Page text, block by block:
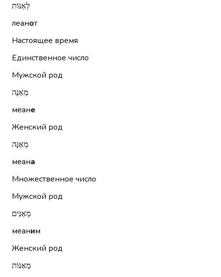
לְאַנּוֹת
леанот
Настоящее время
Единственное число
Мужской род
מְאַנֶּה
меане
Женский род
מְאַנָּה
меана
Множественное число
Мужской род
מְאַנִּים
меаним
Женский род
מְאַנּוֹת